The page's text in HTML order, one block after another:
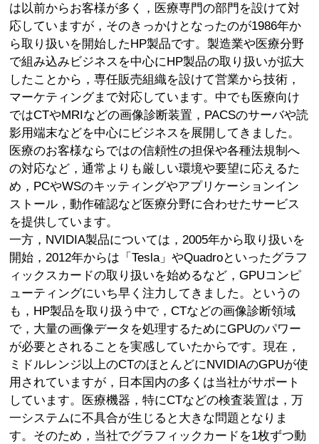
は以前からお客様が多く，医療専門の部門を設けて対
応していますが，そのきっかけとなったのが1986年か
ら取り扱いを開始したHP製品です。製造業や医療分野
で組み込みビジネスを中心にHP製品の取り扱いが拡大
したことから，専任販売組織を設けて営業から技術，
マーケティングまで対応しています。中でも医療向け
ではCTやMRIなどの画像診断装置，PACSのサーバや読
影用端末などを中心にビジネスを展開してきました。
医療のお客様ならではの信頼性の担保や各種法規制へ
の対応など，通常よりも厳しい環境や要望に応えるた
め，PCやWSのキッティングやアプリケーションイン
ストール，動作確認など医療分野に合わせたサービス
を提供しています。
一方，NVIDIA製品については，2005年から取り扱いを
開始，2012年からは「Tesla」やQuadroといったグラフ
ィックスカードの取り扱いを始めるなど，GPUコンピ
ューティングにいち早く注力してきました。というの
も，HP製品を取り扱う中で，CTなどの画像診断領域
で，大量の画像データを処理するためにGPUのパワー
が必要とされることを実感していたからです。現在，
ミドルレンジ以上のCTのほとんどにNVIDIAのGPUが使
用されていますが，日本国内の多くは当社がサポート
しています。医療機器，特にCTなどの検査装置は，万
一システムに不具合が生じると大きな問題となりま
す。そのため，当社でグラフィックカードを1枚ずつ動